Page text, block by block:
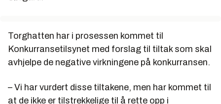
Torghatten har i prosessen kommet til
Konkurransetilsynet med forslag til tiltak som skal
avhjelpe de negative virkningene på konkurransen.
– Vi har vurdert disse tiltakene, men har kommet til
at de ikke er tilstrekkelige til å rette opp i